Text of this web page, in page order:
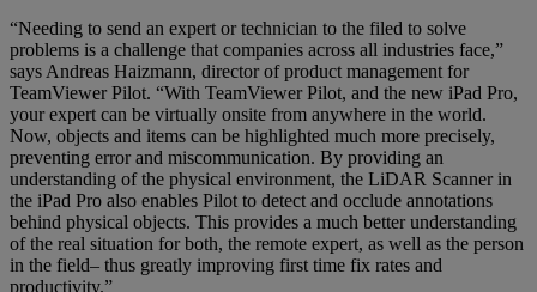
“Needing to send an expert or technician to the filed to solve
problems is a challenge that companies across all industries face,”
says Andreas Haizmann, director of product management for
TeamViewer Pilot. “With TeamViewer Pilot, and the new iPad Pro,
your expert can be virtually onsite from anywhere in the world.
Now, objects and items can be highlighted much more precisely,
preventing error and miscommunication. By providing an
understanding of the physical environment, the LiDAR Scanner in
the iPad Pro also enables Pilot to detect and occlude annotations
behind physical objects. This provides a much better understanding
of the real situation for both, the remote expert, as well as the person
in the field– thus greatly improving first time fix rates and
productivity.”